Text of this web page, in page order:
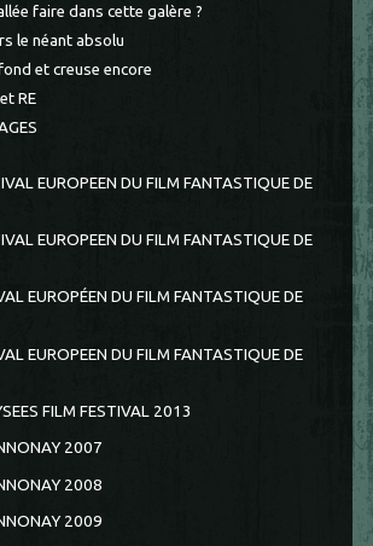
faire dans cette galère ?
le néant absolu
et creuse encore
RE
EUROPEEN DU FILM FANTASTIQUE DE
EUROPEEN DU FILM FANTASTIQUE DE
EUROPÉEN DU FILM FANTASTIQUE DE
EUROPEEN DU FILM FANTASTIQUE DE
FILM FESTIVAL 2013
2007
2008
2009